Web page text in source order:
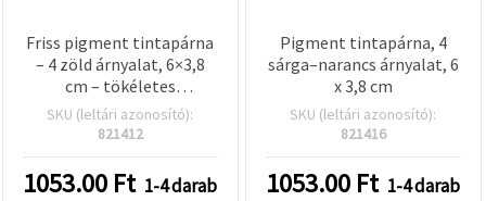
Friss pigment tintapárna
– 4 zöld árnyalat, 6×3,8
cm – tökéletes
bélyegzéshez,
scrapbookinghez és
projektekhez
SKU (leltári azonosító):
821412
1053.00 Ft 1-4 darab
Pigment tintapárna, 4
sárga–narancs árnyalat, 6
x 3,8 cm
SKU (leltári azonosító):
821416
1053.00 Ft 1-4 darab